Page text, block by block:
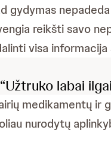
gydymas
reikšti savo
visa
“Užtruko labai
medikamentų ir
nurodytų